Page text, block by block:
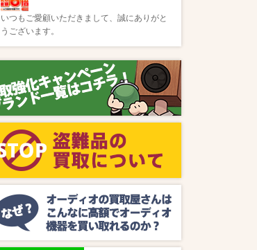
いつもご愛顧いただきまして、誠にありがと
うございます。
2025/08/01新着情報
【8月キャンペーン】ご紹介
いつもご愛顧いただきまして、誠にありがと
うございます。
2024/10/04新着情報
【ラジオ番組放送のお知らせ】
この度、全国コミュニティFM番組配信サー
ビス『MUSIC BIRD』様より、ラジオ番組
『オーディオの買取屋さん presents ジャズ
SPタイム』が放送されます。 かつての人気
番組が ...